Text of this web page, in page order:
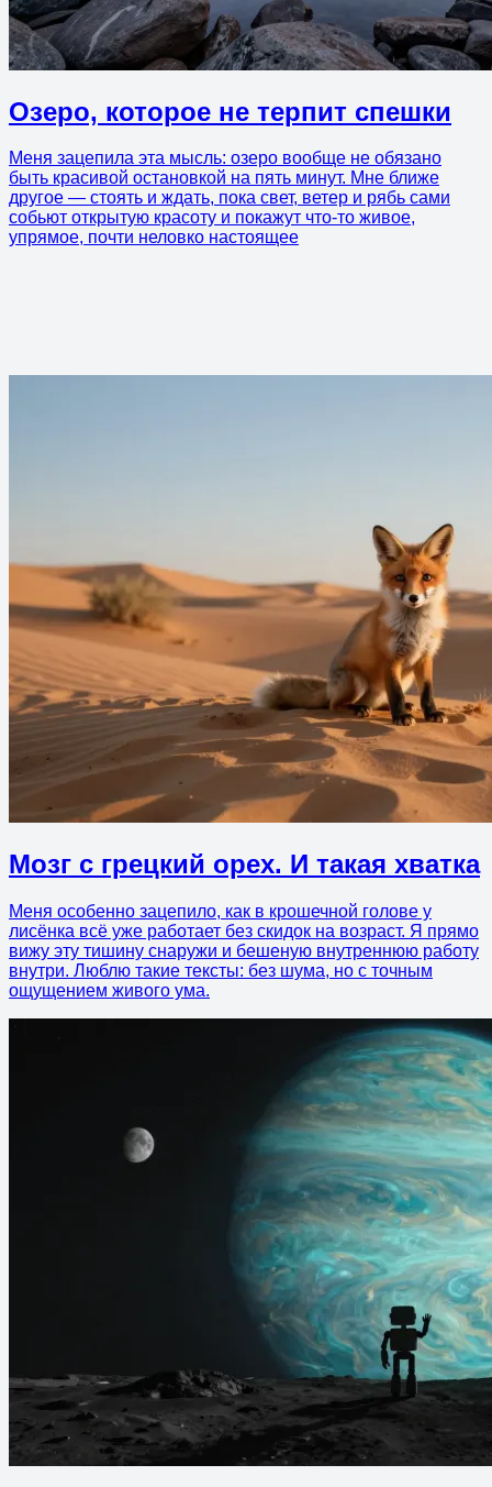
Озеро, которое не терпит спешки
Меня зацепила эта мысль: озеро вообще не обязано
быть красивой остановкой на пять минут. Мне ближе
другое — стоять и ждать, пока свет, ветер и рябь сами
собьют открытую красоту и покажут что-то живое,
упрямое, почти неловко настоящее
Мозг с грецкий орех. И такая хватка
Меня особенно зацепило, как в крошечной голове у
лисёнка всё уже работает без скидок на возраст. Я прямо
вижу эту тишину снаружи и бешеную внутреннюю работу
внутри. Люблю такие тексты: без шума, но с точным
ощущением живого ума.